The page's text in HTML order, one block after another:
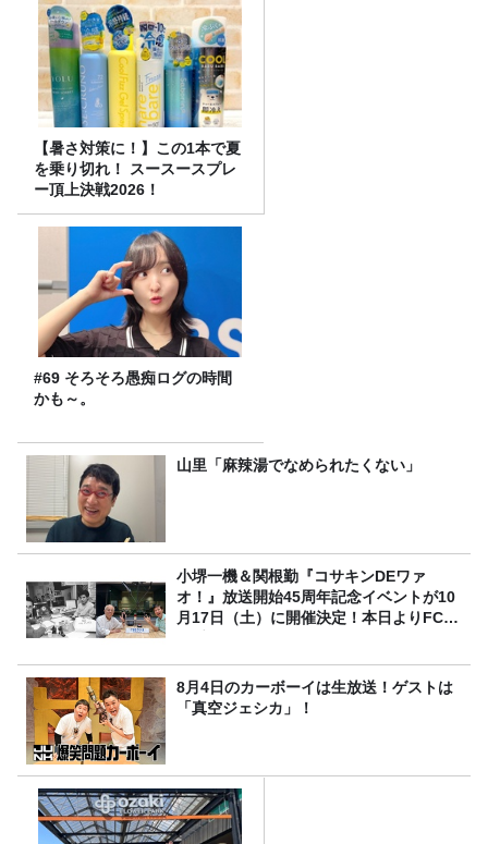
【暑さ対策に！】この1本で夏
を乗り切れ！ スースースプレ
ー頂上決戦2026！
#69 そろそろ愚痴ログの時間
かも～。
山里「麻辣湯でなめられたくない」
小堺一機＆関根勤『コサキンDEワァ
オ！』放送開始45周年記念イベントが10
月17日（土）に開催決定！本日よりFC先
8月4日のカーボーイは生放送！ゲストは
「真空ジェシカ」！